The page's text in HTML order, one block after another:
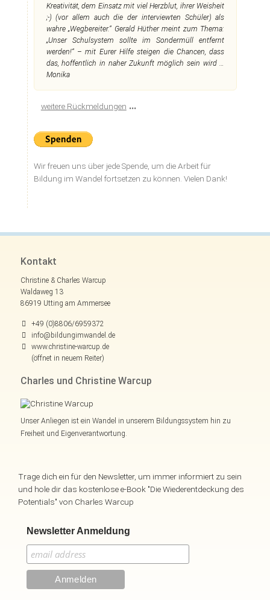
Kreativität, dem Einsatz mit viel Herzblut, ihrer Weisheit
;-) (vor allem auch die der interviewten Schüler) als
wahre „Wegbereiter.“ Gerald Hüther meint zum Thema:
„Unser Schulsystem sollte im Sondermüll entfernt
werden!“ – mit Eurer Hilfe steigen die Chancen, dass
das, hoffentlich in naher Zukunft möglich sein wird …
Monika
weitere Rückmeldungen ...
Wir freuen uns über jede Spende, um die Arbeit für
Bildung im Wandel fortsetzen zu können. Vielen Dank!
Kontakt
Christine & Charles Warcup
Waldaweg 13
86919 Utting am Ammersee
+49 (0)8806/6959372
info@bildungimwandel.de
www.christine-warcup.de
(öffnet in neuem Reiter)
Charles und Christine Warcup
Unser Anliegen ist ein Wandel in unserem Bildungssystem hin zu
Freiheit und Eigenverantwortung.
Trage dich ein für den Newsletter, um immer informiert zu sein
und hole dir das kostenlose e-Book "Die Wiederentdeckung des
Potentials" von Charles Warcup
Newsletter Anmeldung